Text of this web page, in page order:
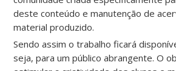
deste conteúdo e manutenção de
material produzido.
Sendo assim o trabalho ficará
seja, para um público abrangente. O